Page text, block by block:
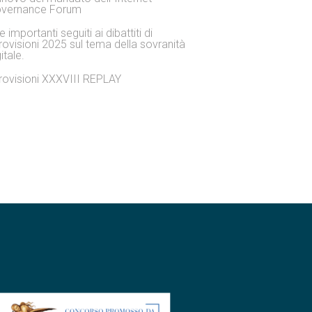
Forum
importanti seguiti ai dibattiti di
2025 sul tema della sovranità
XXXVIII REPLAY